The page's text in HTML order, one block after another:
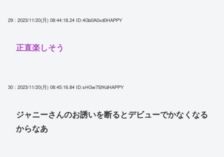
29 : 2023/11/20(月) 08:44:18.24 ID:4Gb0A0xd0HAPPY
正直楽しそう
30 : 2023/11/20(月) 08:45:16.84 ID:sHGw7SfKdHAPPY
ジャニーさんのお誘いを断るとデビューでかなくなる
からなあ